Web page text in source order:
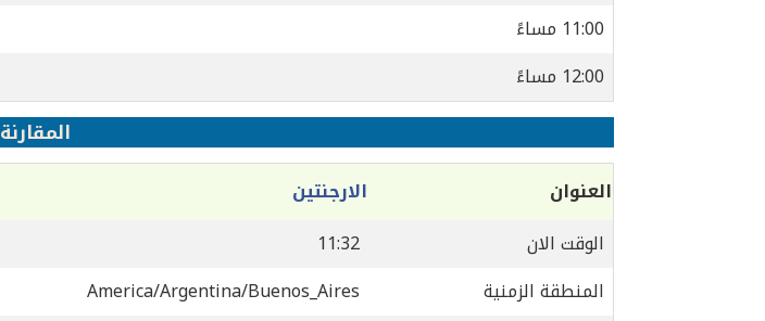
11:00 مساءً
12:00 مساءً
المقارنة
العنوان الارجنتين
الوقت الان
11:32
المنطقة الزمنية
America/Argentina/Buenos_Aires